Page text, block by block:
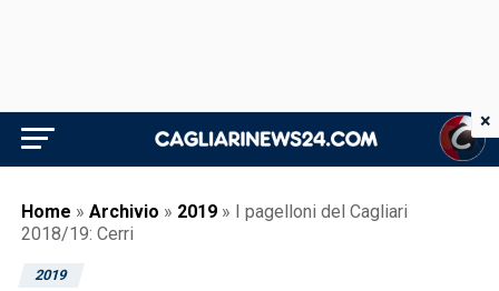
Home » Archivio » 2019 » I pagelloni del Cagliari
2018/19: Cerri
2019
×